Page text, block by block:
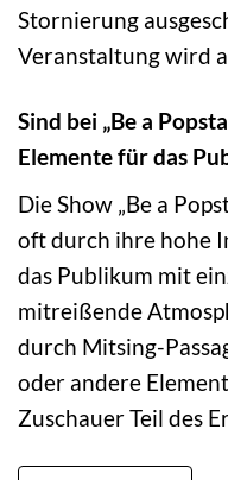
Stornierung
Veranstaltung wird
Sind bei „Be a
Elemente für das
Die Show „Be a
oft durch ihre hohe
das Publikum mit
mitreißende
durch Mitsing-
oder andere
Zuschauer Teil des